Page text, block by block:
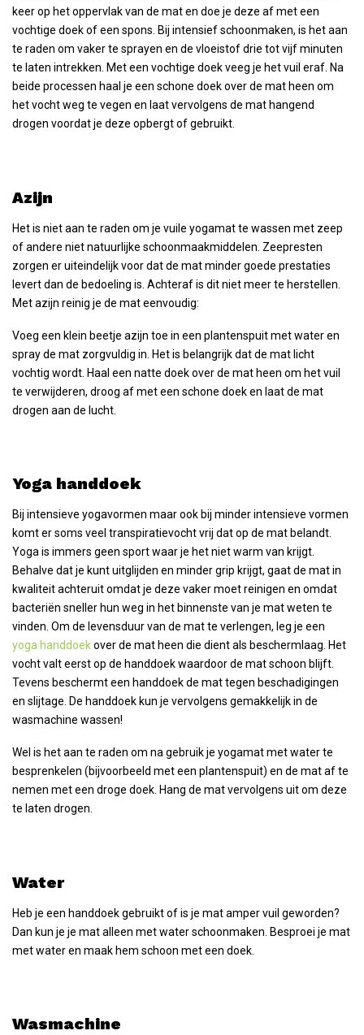
keer op het oppervlak van de mat en doe je deze af met een
vochtige doek of een spons. Bij intensief schoonmaken, is het aan
te raden om vaker te sprayen en de vloeistof drie tot vijf minuten
te laten intrekken. Met een vochtige doek veeg je het vuil eraf. Na
beide processen haal je een schone doek over de mat heen om
het vocht weg te vegen en laat vervolgens de mat hangend
drogen voordat je deze opbergt of gebruikt.
Azijn
Het is niet aan te raden om je vuile yogamat te wassen met zeep
of andere niet natuurlijke schoonmaakmiddelen. Zeepresten
zorgen er uiteindelijk voor dat de mat minder goede prestaties
levert dan de bedoeling is. Achteraf is dit niet meer te herstellen.
Met azijn reinig je de mat eenvoudig:
Voeg een klein beetje azijn toe in een plantenspuit met water en
spray de mat zorgvuldig in. Het is belangrijk dat de mat licht
vochtig wordt. Haal een natte doek over de mat heen om het vuil
te verwijderen, droog af met een schone doek en laat de mat
drogen aan de lucht.
Yoga handdoek
Bij intensieve yogavormen maar ook bij minder intensieve vormen
komt er soms veel transpiratievocht vrij dat op de mat belandt.
Yoga is immers geen sport waar je het niet warm van krijgt.
Behalve dat je kunt uitglijden en minder grip krijgt, gaat de mat in
kwaliteit achteruit omdat je deze vaker moet reinigen en omdat
bacteriën sneller hun weg in het binnenste van je mat weten te
vinden. Om de levensduur van de mat te verlengen, leg je een
yoga handdoekover de mat heen die dient als beschermlaag. Het
vocht valt eerst op de handdoek waardoor de mat schoon blijft.
Tevens beschermt een handdoek de mat tegen beschadigingen
en slijtage. De handdoek kun je vervolgens gemakkelijk in de
wasmachine wassen!
Wel is het aan te raden om na gebruik je yogamat met water te
besprenkelen (bijvoorbeeld met een plantenspuit) en de mat af te
nemen met een droge doek. Hang de mat vervolgens uit om deze
te laten drogen.
Water
Heb je een handdoek gebruikt of is je mat amper vuil geworden?
Dan kun je je mat alleen met water schoonmaken. Besproei je mat
met water en maak hem schoon met een doek.
Wasmachine